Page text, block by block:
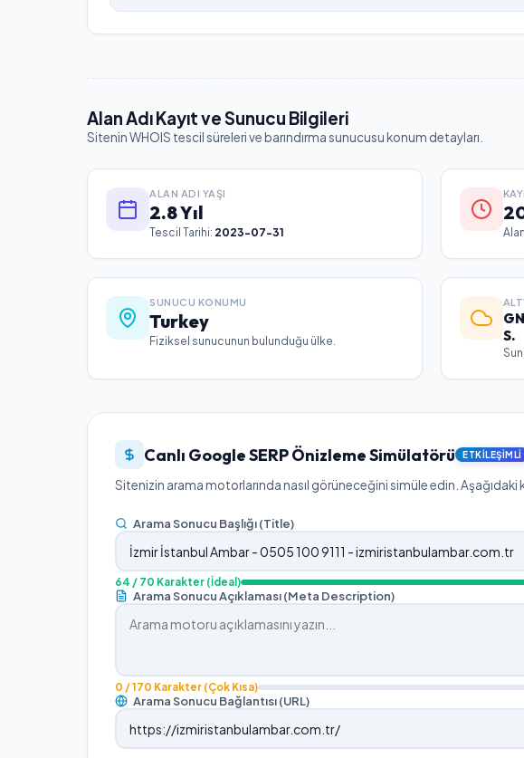
Alan Adı Kayıt ve Sunucu Bilgileri
Sitenin WHOIS tescil süreleri ve barındırma sunucusu konum detayları.
ALAN ADI YAŞI
2.8 Yıl
Tescil Tarihi: 2023-07-31
SUNUCU KONUMU
Turkey
Fiziksel sunucunun bulunduğu ülke.
S.
Canlı Google SERP Önizleme Simülatörü ETKILEŞIMLI
Sitenizin arama motorlarında nasıl görüneceğini simüle edin. Aşağıdaki
Arama Sonucu Başlığı (Title)
64 / 70 Karakter (İdeal)
Arama Sonucu Açıklaması (Meta Description)
0 / 170 Karakter (Çok Kısa)
Arama Sonucu Bağlantısı (URL)